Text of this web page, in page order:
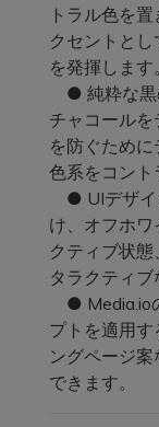
トラル色を
クセントと
を発揮します。
● 純粋な黒
チャコール
を防ぐため
色系をコント
● UIデザイ
け、オフホ
クティブ状
タラクティブ
● Media.io
プトを適用
ングページ
できます。